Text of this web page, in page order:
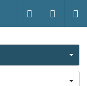
Поиск
Вход на